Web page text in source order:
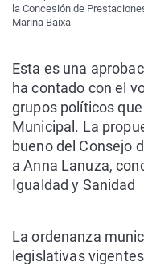
la Concesión de
Marina Baixa
Esta es una
ha contado con el
grupos políticos
Municipal. La
bueno del Consejo
a Anna Lanuza,
Igualdad y Sanidad
La ordenanza
legislativas